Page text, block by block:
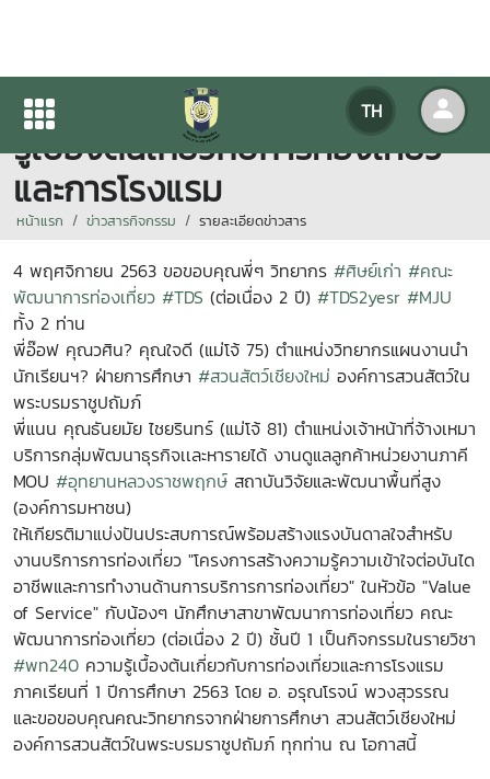
TH
ขอขอบคุณวิทยากรพิเศษให้ความ
รู้เบื้องต้นเกี่ยวกับการท่องเที่ยว
และการโรงแรม
หน้าแรก ข่าวสารกิจกรรม รายละเอียดข่าวสาร
4 พฤศจิกายน 2563 ขอขอบคุณพี่ๆ วิทยากร #ศิษย์เก่า #คณะ
พัฒนาการท่องเที่ยว #TDS (ต่อเนื่อง 2 ปี) #TDS2yesr #MJU
ทั้ง 2 ท่าน
พี่อ๊อฟ คุณวศิน? คุณใจดี (แม่โจ้ 75) ตำแหน่งวิทยากรแผนงานนำ
นักเรียนฯ? ฝ่ายการศึกษา #สวนสัตว์เชียงใหม่ องค์การสวนสัตว์ใน
พระบรมราชูปถัมภ์
พี่แนน คุณธันยมัย ไชยรินทร์ (แม่โจ้ 81) ตำแหน่งเจ้าหน้าที่จ้างเหมา
บริการกลุ่มพัฒนาธุรกิจเเละหารายได้ งานดูแลลูกค้าหน่วยงานภาคี
MOU #อุทยานหลวงราชพฤกษ์ สถาบันวิจัยและพัฒนาพื้นที่สูง
(องค์การมหาชน)
ให้เกียรติมาแบ่งปันประสบการณ์พร้อมสร้างแรงบันดาลใจสำหรับ
งานบริการการท่องเที่ยว "โครงการสร้างความรู้ความเข้าใจต่อบันได
อาชีพและการทำงานด้านการบริการการท่องเที่ยว" ในหัวข้อ "Value
of Service" กับน้องๆ นักศึกษาสาขาพัฒนาการท่องเที่ยว คณะ
พัฒนาการท่องเที่ยว (ต่อเนื่อง 2 ปี) ชั้นปี 1 เป็นกิจกรรมในรายวิชา
#พท240 ความรู้เบื้องต้นเกี่ยวกับการท่องเที่ยวและการโรงแรม
ภาคเรียนที่ 1 ปีการศึกษา 2563 โดย อ. อรุณโรจน์ พวงสุวรรณ
และขอขอบคุณคณะวิทยากรจากฝ่ายการศึกษา สวนสัตว์เชียงใหม่
องค์การสวนสัตว์ในพระบรมราชูปถัมภ์ ทุกท่าน ณ โอกาสนี้